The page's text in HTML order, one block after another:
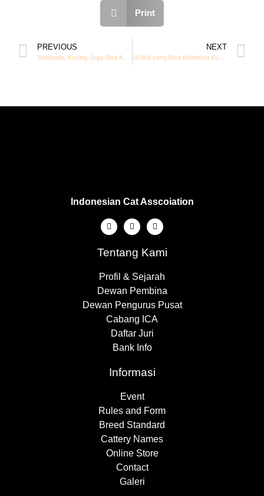
Print
PREVIOUS NEXT
10 Hal yang Bisa Membuat Kucing Takut
Indonesian Cat Asscoiation
Tentang Kami
Profil & Sejarah
Dewan Pembina
Dewan Pengurus Pusat
Cabang ICA
Daftar Juri
Bank Info
Informasi
Event
Rules and Form
Breed Standard
Cattery Names
Online Store
Contact
Galeri